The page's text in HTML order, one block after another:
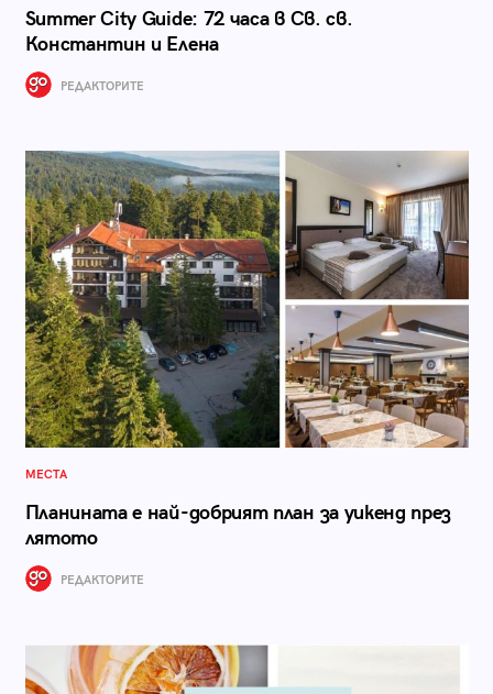
Summer City Guide: 72 часа в Св. св.
Константин и Елена
РЕДАКТОРИТЕ
МЕСТА
Планината е най-добрият план за уикенд през
лятото
РЕДАКТОРИТЕ